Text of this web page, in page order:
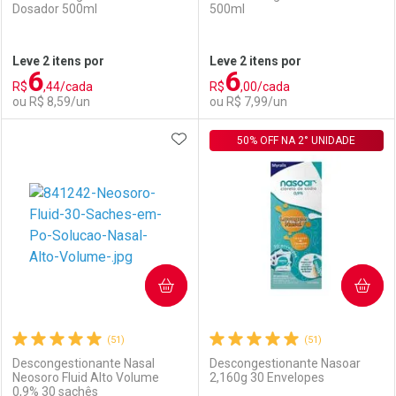
Dosador 500ml
Leve 2 itens por
R$6,44/cada
ou R$ 8,59/un
FECHAR
Laboratório
FECHAR
Por Menos
500ml
Leve 2 itens por
R$6,00/cada
ou R$ 7,99/un
Laboratório
Por Menos
(51)
Descongestionante Nasal
Neosoro Fluid Alto Volume
0,9% 30 sachês
ADICIONAR AOS FAVORITOS
COMPRAR
(51)
Descongestionante Nasoar
2,160g 30 Envelopes
50% OFF NA 2° UNIDADE
COMPRAR